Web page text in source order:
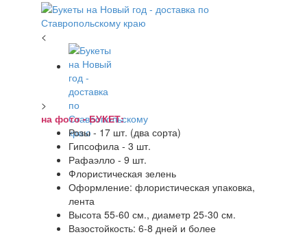
<
>
на фото - БУКЕТ:
Розы - 17 шт. (два сорта)
Гипсофила - 3 шт.
Рафаэлло - 9 шт.
Флористическая зелень
Оформление: флористическая упаковка,
лента
Высота 55-60 см., диаметр 25-30 см.
Вазостойкость: 6-8 дней и более